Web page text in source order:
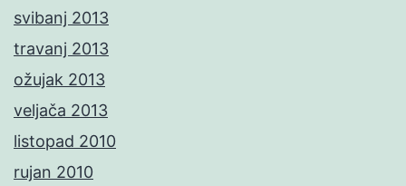
svibanj 2013
travanj 2013
ožujak 2013
veljača 2013
listopad 2010
rujan 2010